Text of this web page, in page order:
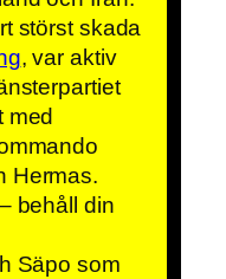
störst skada
, var aktiv
med
Hermas.
behåll din
Säpo som